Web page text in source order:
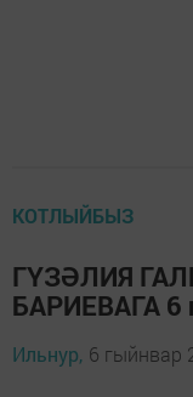
КОТЛЫЙБЫЗ
ГҮЗӘЛИЯ
БАРИЕВАГА 6
Ильнур, 6 гыйнвар